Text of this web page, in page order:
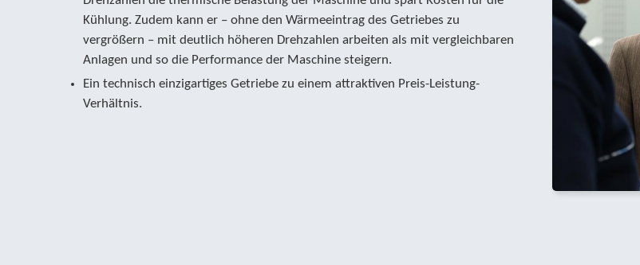
Kühlung. Zudem kann er – ohne den Wärmeeintrag des Getriebes zu
vergrößern – mit deutlich höheren Drehzahlen arbeiten als mit vergleichbaren
Anlagen und so die Performance der Maschine steigern.
Ein technisch einzigartiges Getriebe zu einem attraktiven Preis-Leistung-
Verhältnis.